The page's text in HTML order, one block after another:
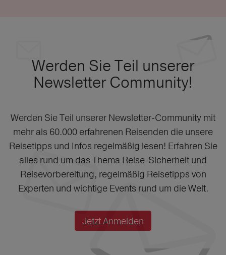
Werden Sie Teil unserer
Newsletter Community!
Werden Sie Teil unserer Newsletter-Community mit
mehr als 60.000 erfahrenen Reisenden die unsere
Reisetipps und Infos regelmäßig lesen! Erfahren Sie
alles rund um das Thema Reise-Sicherheit und
Reisevorbereitung, regelmäßig Reisetipps von
Experten und wichtige Events rund um die Welt.
Jetzt Anmelden